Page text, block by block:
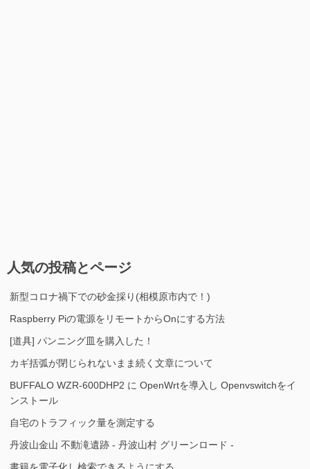
人気の投稿とページ
新型コロナ禍下での砂金採り(相模原市内で！)
Raspberry Piの電源をリモートからOnにする方法
[道具] パンニング皿を購入した！
カギ括弧が閉じられないまま続く文章について
BUFFALO WZR-600DHP2 に OpenWrtを導入し Openvswitchをイ
ンストール
自宅のトラフィック量を測定する
丹波山金山 不動滝遺跡 - 丹波山村 グリーンロード -